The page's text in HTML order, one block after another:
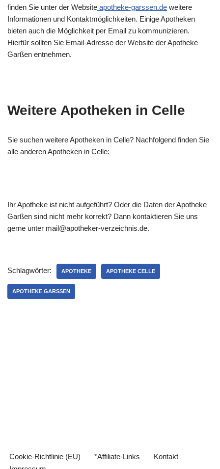
finden Sie unter der Website apotheke-garssen.de weitere
Informationen und Kontaktmöglichkeiten. Einige Apotheken
bieten auch die Möglichkeit per Email zu kommunizieren.
Hierfür sollten Sie Email-Adresse der Website der Apotheke
Garßen entnehmen.
Weitere Apotheken in Celle
Sie suchen weitere Apotheken in Celle? Nachfolgend finden Sie
alle anderen Apotheken in Celle:
Ihr Apotheke ist nicht aufgeführt? Oder die Daten der Apotheke
Garßen sind nicht mehr korrekt? Dann kontaktieren Sie uns
gerne unter mail@apotheker-verzeichnis.de.
Schlagwörter: APOTHEKE APOTHEKE CELLE
APOTHEKE GARSSEN
Cookie-Richtlinie (EU) *Affiliate-Links
Kontakt